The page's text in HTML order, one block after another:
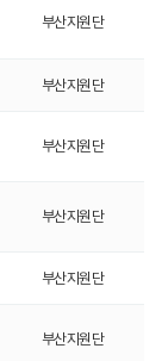
부산지원단
부산지원단
부산지원단
부산지원단
부산지원단
부산지원단